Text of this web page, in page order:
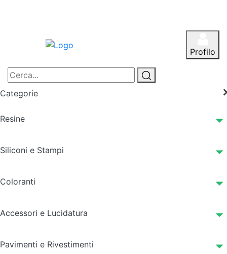
Profilo
Categorie
Resine
Siliconi e Stampi
Coloranti
Accessori e Lucidatura
Pavimenti e Rivestimenti